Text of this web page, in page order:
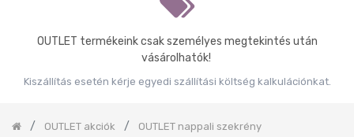
OUTLET termékeink csak személyes megtekintés után
vásárolhatók!
Kiszállítás esetén kérje egyedi szállítási költség kalkulációnkat.
OUTLET akciók OUTLET nappali szekrény
Előszoba
Konyhai
gépek